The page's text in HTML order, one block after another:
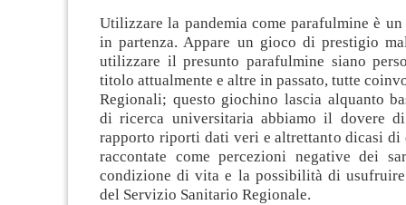
Utilizzare la pandemia come parafulmine è
in partenza. Appare un gioco di prestigio
utilizzare il presunto parafulmine siano
titolo attualmente e altre in passato, tutte
Regionali; questo giochino lascia alquanto
di ricerca universitaria abbiamo il dovere
rapporto riporti dati veri e altrettanto dicasi di
raccontate come percezioni negative dei
condizione di vita e la possibilità di usufruire
del Servizio Sanitario Regionale.